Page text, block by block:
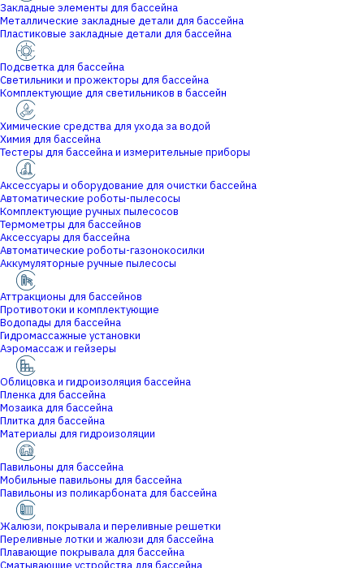
Закладные элементы для бассейна
Металлические закладные детали для бассейна
Пластиковые закладные детали для бассейна
Подсветка для бассейна
Светильники и прожекторы для бассейна
Комплектующие для светильников в бассейн
Химические средства для ухода за водой
Химия для бассейна
Тестеры для бассейна и измерительные приборы
Аксессуары и оборудование для очистки бассейна
Автоматические роботы-пылесосы
Комплектующие ручных пылесосов
Термометры для бассейнов
Аксессуары для бассейна
Автоматические роботы-газонокосилки
Аккумуляторные ручные пылесосы
Аттракционы для бассейнов
Противотоки и комплектующие
Водопады для бассейна
Гидромассажные установки
Аэромассаж и гейзеры
Облицовка и гидроизоляция бассейна
Пленка для бассейна
Мозаика для бассейна
Плитка для бассейна
Материалы для гидроизоляции
Павильоны для бассейна
Мобильные павильоны для бассейна
Павильоны из поликарбоната для бассейна
Жалюзи, покрывала и переливные решетки
Переливные лотки и жалюзи для бассейна
Плавающие покрывала для бассейна
Сматывающие устройства для бассейна